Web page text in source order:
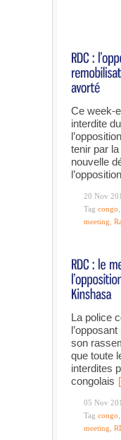
Ce week-
interdite
tenir par
nouvelle
20 Nov
Tag congo,
meeting,
La police
son
que toute
interdites
congolais
05 Nov
Tag congo,
meeting,